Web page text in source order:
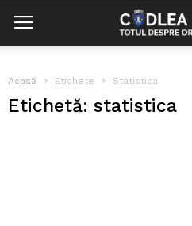
Acasă Etichete Statistica
Etichetă: statistica